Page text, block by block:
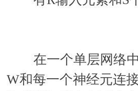
在一个单层网络中
W和每一个神经元连